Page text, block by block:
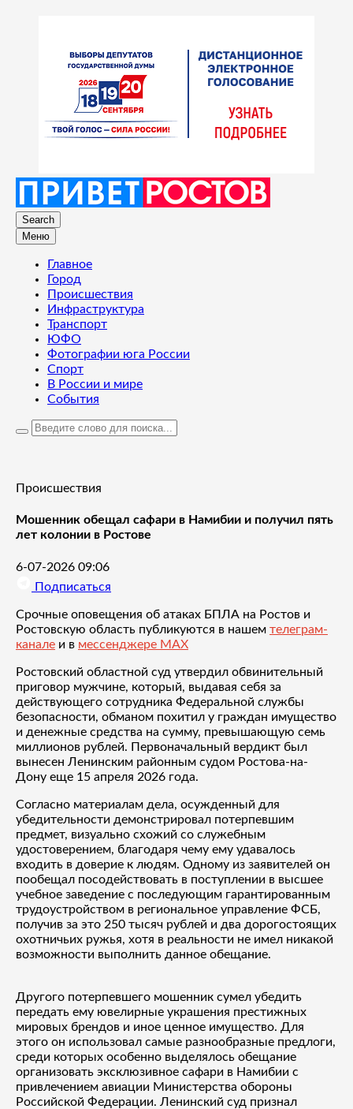
Search
Меню
Главное
Город
Происшествия
Инфраструктура
Транспорт
ЮФО
Фотографии юга России
Спорт
В России и мире
События
Происшествия
Мошенник обещал сафари в Намибии и получил пять
лет колонии в Ростове
6-07-2026 09:06
Подписаться
Срочные оповещения об атаках БПЛА на Ростов и
Ростовскую область публикуются в нашем телеграм-
канале и в мессенджере MAX
Ростовский областной суд утвердил обвинительный
приговор мужчине, который, выдавая себя за
действующего сотрудника Федеральной службы
безопасности, обманом похитил у граждан имущество
и денежные средства на сумму, превышающую семь
миллионов рублей. Первоначальный вердикт был
вынесен Ленинским районным судом Ростова-на-
Дону еще 15 апреля 2026 года.
Согласно материалам дела, осужденный для
убедительности демонстрировал потерпевшим
предмет, визуально схожий со служебным
удостоверением, благодаря чему ему удавалось
входить в доверие к людям. Одному из заявителей он
пообещал посодействовать в поступлении в высшее
учебное заведение с последующим гарантированным
трудоустройством в региональное управление ФСБ,
получив за это 250 тысяч рублей и два дорогостоящих
охотничьих ружья, хотя в реальности не имел никакой
возможности выполнить данное обещание.
Другого потерпевшего мошенник сумел убедить
передать ему ювелирные украшения престижных
мировых брендов и иное ценное имущество. Для
этого он использовал самые разнообразные предлоги,
среди которых особенно выделялось обещание
организовать эксклюзивное сафари в Намибии с
привлечением авиации Министерства обороны
Российской Федерации. Ленинский суд признал